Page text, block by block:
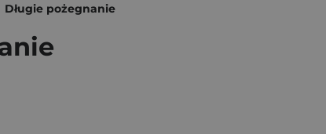
Długie pożegnanie